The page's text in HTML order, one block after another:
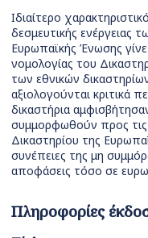
Ιδιαίτερο
δεσμευτικής ενέργειας
Ευρωπαϊκής Ένωσης
νομολογίας του
των εθνικών
αξιολογούνται κριτικά
δικαστήρια
συμμορφωθούν προς τις
Δικαστηρίου της
συνέπειες της μη
αποφάσεις τόσο σε
Πληροφορίες